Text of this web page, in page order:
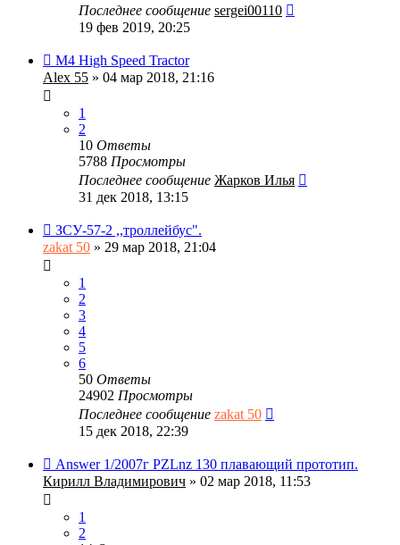
Последнее сообщение sergei00110
19 фев 2019, 20:25
М4 High Speed Tractor
Alex 55 » 04 мар 2018, 21:16
1
2
10 Ответы
5788 Просмотры
Последнее сообщение Жарков Илья
31 дек 2018, 13:15
ЗСУ-57-2 ,,троллейбус".
zakat 50 » 29 мар 2018, 21:04
1
2
3
4
5
6
50 Ответы
24902 Просмотры
Последнее сообщение zakat 50
15 дек 2018, 22:39
Аnswer 1/2007г PZLnz 130 плавающий прототип.
Кирилл Владимирович » 02 мар 2018, 11:53
1
2